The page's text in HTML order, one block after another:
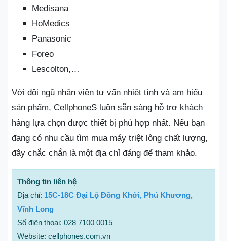
Medisana
HoMedics
Panasonic
Foreo
Lescolton,…
Với đội ngũ nhân viên tư vấn nhiệt tình và am hiểu
sản phẩm, CellphoneS luôn sẵn sàng hỗ trợ khách
hàng lựa chọn được thiết bị phù hợp nhất. Nếu bạn
đang có nhu cầu tìm mua máy triệt lông chất lượng,
đây chắc chắn là một địa chỉ đáng để tham khảo.
Thông tin liên hệ
Địa chỉ: 15C-18C Đại Lộ Đồng Khởi, Phú Khương,
Vĩnh Long
Số điện thoại: 028 7100 0015
Website: cellphones.com.vn